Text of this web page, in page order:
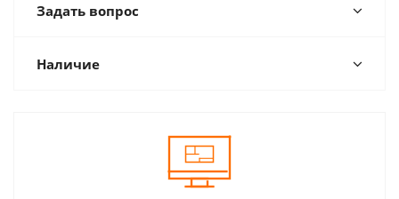
Задать вопрос
Наличие